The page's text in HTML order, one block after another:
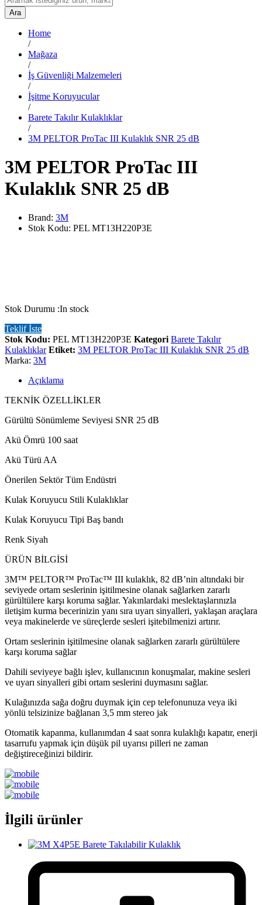
Ara
Home
/
Mağaza
/
İş Güvenliği Malzemeleri
/
İşitme Koruyucular
/
Barete Takılır Kulaklıklar
/
3M PELTOR ProTac III Kulaklık SNR 25 dB
3M PELTOR ProTac III
Kulaklık SNR 25 dB
Brand: 3M
Stok Kodu: PEL MT13H220P3E
Stok Durumu :In stock
Teklif İste
Stok Kodu: PEL MT13H220P3E Kategori Barete Takılır
Kulaklıklar Etiket: 3M PELTOR ProTac III Kulaklık SNR 25 dB
Marka: 3M
Açıklama
TEKNİK ÖZELLİKLER
Gürültü Sönümleme Seviyesi SNR 25 dB
Akü Ömrü 100 saat
Akü Türü AA
Önerilen Sektör Tüm Endüstri
Kulak Koruyucu Stili Kulaklıklar
Kulak Koruyucu Tipi Baş bandı
Renk Siyah
ÜRÜN BİLGİSİ
3M™ PELTOR™ ProTac™ III kulaklık, 82 dB’nin altındaki bir
seviyede ortam seslerinin işitilmesine olanak sağlarken zararlı
gürültülere karşı koruma sağlar. Yakınlardaki meslektaşlarınızla
iletişim kurma becerinizin yanı sıra uyarı sinyalleri, yaklaşan araçlara
veya makinelerde ve süreçlerde sesleri işitebilmenizi artırır.
Ortam seslerinin işitilmesine olanak sağlarken zararlı gürültülere
karşı koruma sağlar
Dahili seviyeye bağlı işlev, kullanıcının konuşmalar, makine sesleri
ve uyarı sinyalleri gibi ortam seslerini duymasını sağlar.
Kulağınızda sağa doğru duymak için cep telefonunuza veya iki
yönlü telsizinize bağlanan 3,5 mm stereo jak
Otomatik kapanma, kullanımdan 4 saat sonra kulaklığı kapatır, enerji
tasarrufu yapmak için düşük pil uyarısı pilleri ne zaman
değiştireceğinizi bildirir.
İlgili ürünler